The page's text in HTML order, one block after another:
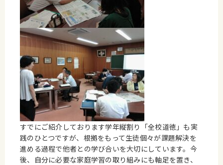
すでにご紹介しております学年縦割り「全校道徳」も実
践のひとつですが、根拠をもって生徒個々が課題解決を
進める過程で他者との学び合いを大切にしています。今
後、自分に必要な家庭学習の取り組みにも軸足を置き、